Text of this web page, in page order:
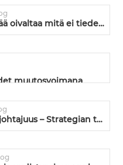
Muutoksissa on tärkeää oivaltaa mitä ei tiedetä
muutosvoimana
Moderni suorituksen johtajuus – Strategian toimeenpanoa ja kyvykkyyden kehittämistä